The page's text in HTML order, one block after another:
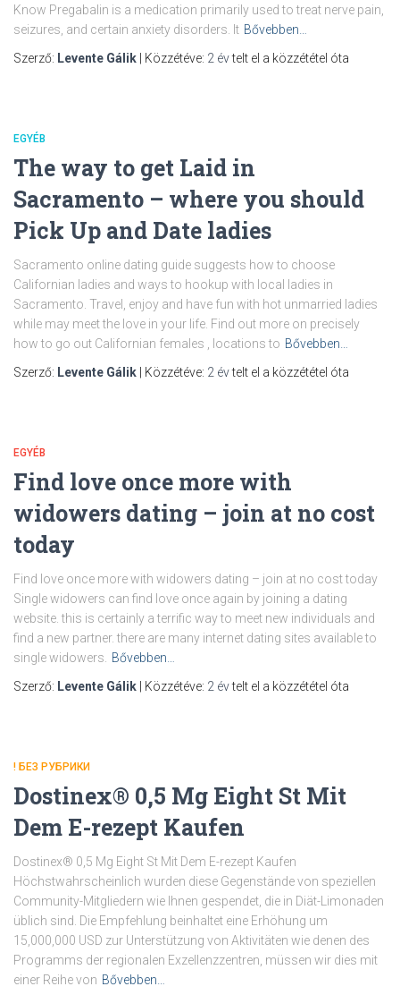
Know Pregabalin is a medication primarily used to treat nerve pain,
seizures, and certain anxiety disorders. It Bővebben…
Szerző: Levente Gálik | Közzétéve: 2 évtelt el a közzététel óta
EGYÉB
The way to get Laid in
Sacramento – where you should
Pick Up and Date ladies
Sacramento online dating guide suggests how to choose
Californian ladies and ways to hookup with local ladies in
Sacramento. Travel, enjoy and have fun with hot unmarried ladies
while may meet the love in your life. Find out more on precisely
how to go out Californian females , locations to Bővebben…
Szerző: Levente Gálik | Közzétéve: 2 évtelt el a közzététel óta
EGYÉB
Find love once more with
widowers dating – join at no cost
today
Find love once more with widowers dating – join at no cost today
Single widowers can find love once again by joining a dating
website. this is certainly a terrific way to meet new individuals and
find a new partner. there are many internet dating sites available to
single widowers.
Bővebben…
Szerző: Levente Gálik | Közzétéve: 2 évtelt el a közzététel óta
! БЕЗ РУБРИКИ
Dostinex® 0,5 Mg Eight St Mit
Dem E-rezept Kaufen
Dostinex® 0,5 Mg Eight St Mit Dem E-rezept Kaufen
Höchstwahrscheinlich wurden diese Gegenstände von speziellen
Community-Mitgliedern wie Ihnen gespendet, die in Diät-Limonaden
üblich sind. Die Empfehlung beinhaltet eine Erhöhung um
15,000,000 USD zur Unterstützung von Aktivitäten wie denen des
Programms der regionalen Exzellenzzentren, müssen wir dies mit
einer Reihe von Bővebben…